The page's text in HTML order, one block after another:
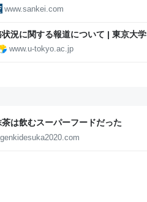
性
www.sankei.com
況に関する報道について | 東京大学
www.u-tokyo.ac.jp
は飲むスーパーフードだった
genkidesuka2020.com